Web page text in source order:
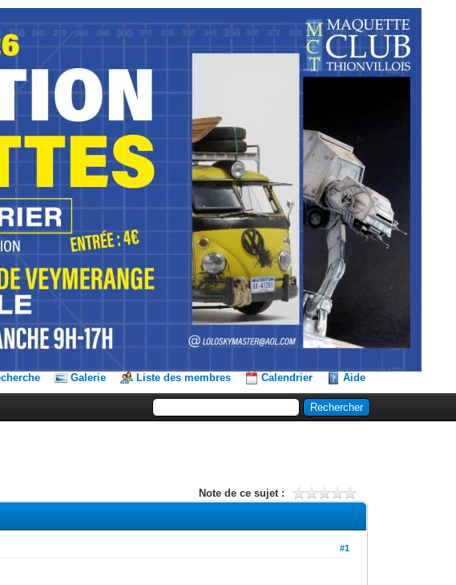
Galerie Liste des membres Calendrier Aide
Note de ce sujet :
#1